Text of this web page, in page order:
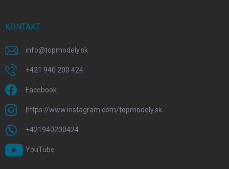
KONTAKT
info@topmodely.sk
+421 940 200 424
Facebook
https://www.instagram.com/topmodely.sk
+421940200424
YouTube